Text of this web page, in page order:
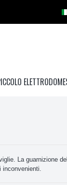
La guarnizione
inconvenienti.